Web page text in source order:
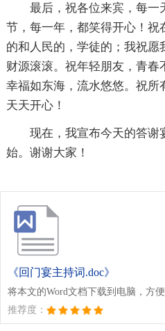
最后，祝各位来宾，每一
节，每一年，都笑得开心！祝
的和人民的，学徒的；我祝愿
财源滚滚。祝年轻朋友，青春
幸福如东海，流水悠悠。祝所
天天开心！
现在，我宣布今天的答谢
始。谢谢大家！
《回门宴主持词.doc》
将本文的Word文档下载到电脑，方
推荐度：